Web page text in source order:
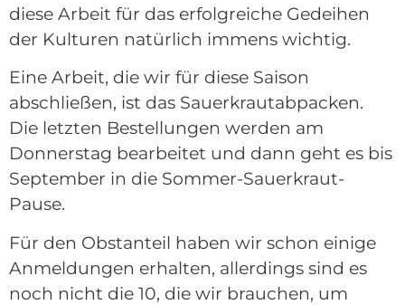
diese Arbeit für das erfolgreiche Gedeihen
der Kulturen natürlich immens wichtig.
Eine Arbeit, die wir für diese Saison
abschließen, ist das Sauerkrautabpacken.
Die letzten Bestellungen werden am
Donnerstag bearbeitet und dann geht es bis
September in die Sommer-Sauerkraut-
Pause.
Für den Obstanteil haben wir schon einige
Anmeldungen erhalten, allerdings sind es
noch nicht die 10, die wir brauchen, um